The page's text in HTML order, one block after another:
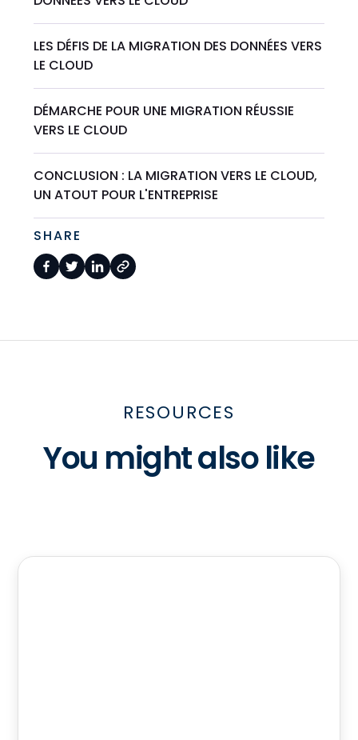
LES DÉFIS DE LA MIGRATION DES DONNÉES VERS
LE CLOUD
DÉMARCHE POUR UNE MIGRATION RÉUSSIE
VERS LE CLOUD
CONCLUSION : LA MIGRATION VERS LE CLOUD,
UN ATOUT POUR L'ENTREPRISE
SHARE
RESOURCES
You might also like